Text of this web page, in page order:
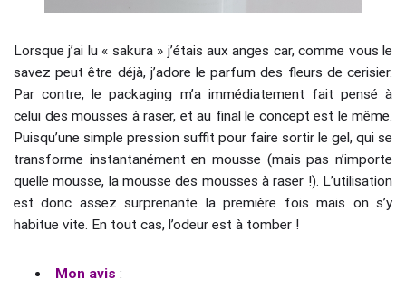
Lorsque j’ai lu « sakura » j’étais aux anges car, comme vous le
savez peut être déjà, j’adore le parfum des fleurs de cerisier.
Par contre, le packaging m’a immédiatement fait pensé à
celui des mousses à raser, et au final le concept est le même.
Puisqu’une simple pression suffit pour faire sortir le gel, qui se
transforme instantanément en mousse (mais pas n’importe
quelle mousse, la mousse des mousses à raser !). L’utilisation
est donc assez surprenante la première fois mais on s’y
habitue vite. En tout cas, l’odeur est à tomber !
Mon avis :